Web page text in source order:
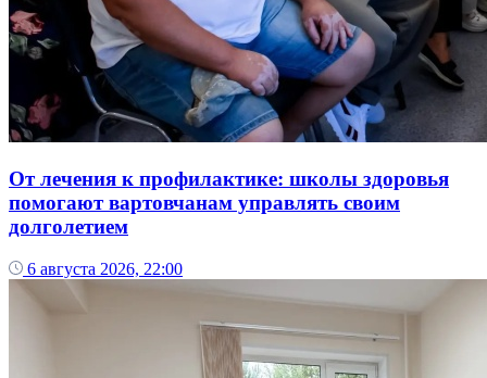
От лечения к профилактике: школы здоровья
помогают вартовчанам управлять своим
долголетием
6 августа 2026, 22:00